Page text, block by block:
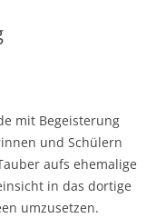
mit Begeisterung
und Schülern
aufs ehemalige
in das dortige
umzusetzen.